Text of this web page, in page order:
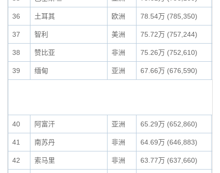
36 土耳其 欧洲 78.54万 (785,350)
37 智利 美洲 75.72万 (757,244)
38 赞比亚 非洲 75.26万 (752,610)
39 缅甸 亚洲 67.66万 (676,590)
40 阿富汗 亚洲 65.29万 (652,860)
41 南苏丹 非洲 64.69万 (646,883)
42 索马里 非洲 63.77万 (637,660)